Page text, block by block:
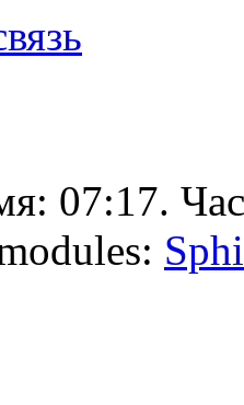
07:17.